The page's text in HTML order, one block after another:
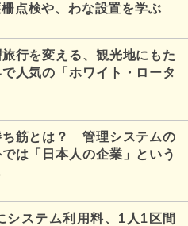
点検や、わな設置を学ぶ
行を変える、観光地にもた
人気の「ホワイト・ロータ
ち筋とは？ 管理システムの
は「日本人の企業」という
システム利用料、1人1区間